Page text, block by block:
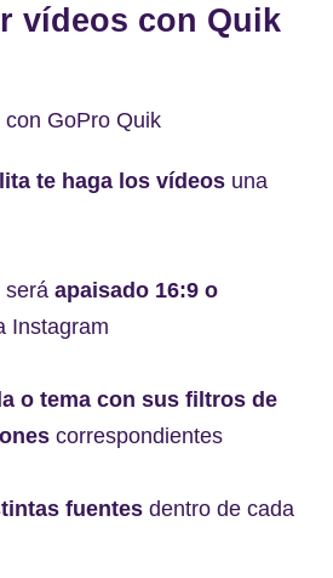
vídeos con Quik
GoPro Quik
te haga los vídeos una
será apaisado 16:9 o
Instagram
o tema con sus filtros de
correspondientes
fuentes dentro de cada